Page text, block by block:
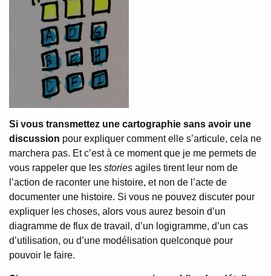
Si vous transmettez une cartographie sans avoir une
discussion pour expliquer comment elle s’articule, cela ne
marchera pas. Et c’est à ce moment que je me permets de
vous rappeler que les stories agiles tirent leur nom de
l’action de raconter une histoire, et non de l’acte de
documenter une histoire. Si vous ne pouvez discuter pour
expliquer les choses, alors vous aurez besoin d’un
diagramme de flux de travail, d’un logigramme, d’un cas
d’utilisation, ou d’une modélisation quelconque pour
pouvoir le faire.